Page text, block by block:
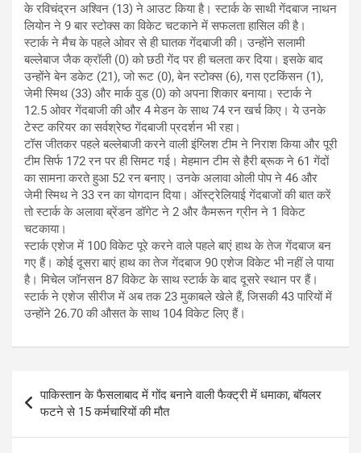
के रविचंद्रन अश्विन (13) ने आउट किया है। स्टार्क के साथी गेंदबाज नाथन
लियोन ने 9 बार स्टोक्स का विकेट चटकाने में सफलता हासिल की है।
स्टार्क ने मैच के पहले ओवर से ही घातक गेंदबाजी की। उन्होंने सलामी
बल्लेबाज जैक क्रॉली (0) को छठी गेंद पर ही चलता कर दिया। इसके बाद
उन्होंने बेन डकेट (21), जो रूट (0), बेन स्टोक्स (6), गस एटकिंसन (1),
जेमी स्मिथ (33) और मार्क वुड (0) को अपना शिकार बनाया। स्टार्क ने
12.5 ओवर गेंदबाजी की और 4 मेडन के साथ 74 रन खर्च किए। ये उनके
टेस्ट करियर का सर्वश्रेष्ठ गेंदबाजी प्रदर्शन भी रहा।
टॉस जीतकर पहले बल्लेबाजी करने वाली इंग्लिश टीम ने निराश किया और पूरी
टीम सिर्फ 172 रन पर ही सिमट गई। मेहमान टीम से हैरी ब्रूक ने 61 गेंदों
का सामना करते हुआ 52 रन बनाए। उनके अलावा ओली पोप ने 46 और
जेमी स्मिथ ने 33 रन का योगदान दिया। ऑस्ट्रेलियाई गेंदबाजों की बात करें
तो स्टार्क के अलावा ब्रेंडन डॉगेट ने 2 और कैमरून ग्रीन ने 1 विकेट
चटकाया।
स्टार्क एशेज में 100 विकेट पूरे करने वाले पहले बाएं हाथ के तेज गेंदबाज बन
गए हैं। कोई दूसरा बाएं हाथ का तेज गेंदबाज 90 एशेज विकेट भी नहीं ले पाया
है। मिचेल जॉनसन 87 विकेट के साथ स्टार्क के बाद दूसरे स्थान पर हैं।
स्टार्क ने एशेज सीरीज में अब तक 23 मुकाबले खेले हैं, जिसकी 43 पारियों में
उन्होंने 26.70 की औसत के साथ 104 विकेट लिए हैं।
navigation
पाकिस्तान के फैसलाबाद में गोंद बनाने वाली फैक्ट्री में धमाका, बॉयलर
फटने से 15 कर्मचारियों की मौत